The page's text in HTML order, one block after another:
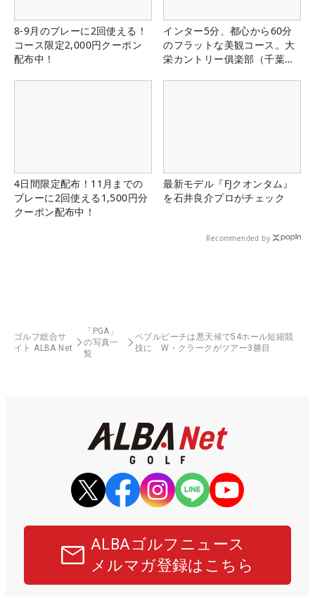
8-9月のプレーに2回使える！
コース限定2,000円クーポン
配布中！
インター5分、都心から60分
のフラットな美観コース。大
栄カントリー俱楽部（千葉
4日間限定配布！11月までの
プレーに2回使える1,500円分
クーポン配布中！
最新モデル『FJクオンタム』
を石井良介プロがチェック
Recommended by
ゴルフ総合サ
イト ALBA Net
「PGA」
の写真一
覧
ペブルビーチは悪天候で54ホール短縮競
技に W・クラークがツアー3勝目
ALBAゴルフニュース
メルマガ登録はこちら